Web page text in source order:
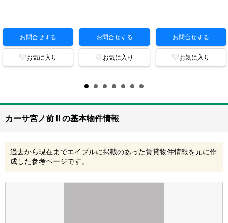
お問合せする
お気に入り
お問合せする
お気に入り
お問合せする
お気に入り
カーサ宮ノ前Ⅱの基本物件情報
過去から現在までエイブルに掲載のあった賃貸物件情報を元に作
成した参考ページです。